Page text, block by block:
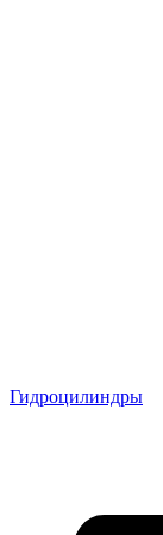
Гидроцилиндры